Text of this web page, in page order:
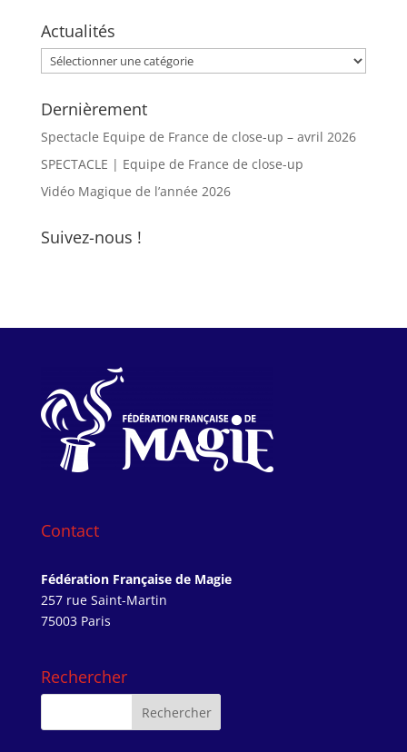
Actualités
Actualités
Dernièrement
Spectacle Equipe de France de close-up – avril 2026
SPECTACLE | Equipe de France de close-up
Vidéo Magique de l’année 2026
Suivez-nous !
Contact
Fédération Française de Magie
257 rue Saint-Martin
75003 Paris
Rechercher